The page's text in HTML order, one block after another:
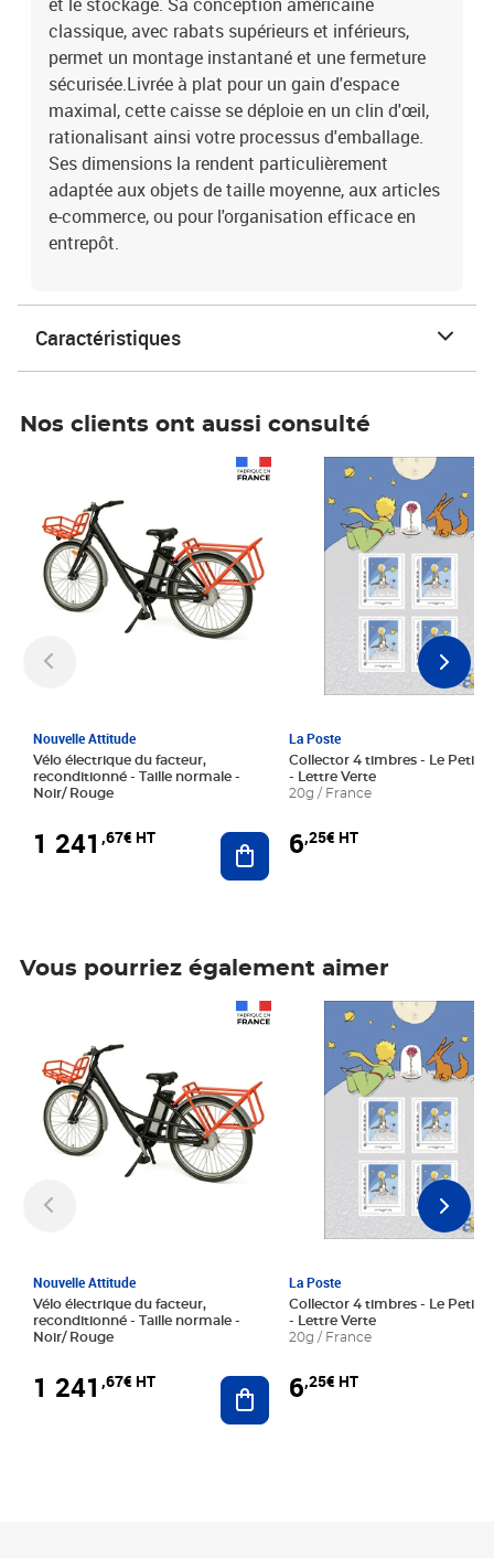
classique, avec rabats supérieurs et inférieurs,
permet un montage instantané et une fermeture
sécurisée.Livrée à plat pour un gain d'espace
maximal, cette caisse se déploie en un clin d'œil,
rationalisant ainsi votre processus d'emballage.
Ses dimensions la rendent particulièrement
adaptée aux objets de taille moyenne, aux articles
e-commerce, ou pour l'organisation efficace en
entrepôt.
Caractéristiques
Nos clients ont aussi consulté
Nouvelle Attitude
Vélo électrique du facteur,
reconditionné - Taille normale -
Noir/ Rouge
1 241 ,67€ HT Ajouter au panier
La Poste
Collector 4 timbres - Le Petit
- Lettre Verte
20g / France
6,25€ HT
Prix 6,25€ HT
Vous pourriez également aimer
Nouvelle Attitude
Vélo électrique du facteur,
reconditionné - Taille normale -
Noir/ Rouge
1 241 ,67€ HT Ajouter au panier
La Poste
Collector 4 timbres - Le Petit
- Lettre Verte
20g / France
6,25€ HT
Prix 6,25€ HT